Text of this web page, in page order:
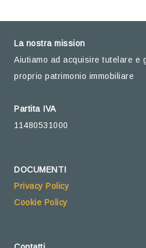
La nostra mission
Aiutiamo ad acquisire tutelare e
proprio patrimonio immobiliare
Partita IVA
11480531000
DOCUMENTI
Privacy Policy
Cookie Policy